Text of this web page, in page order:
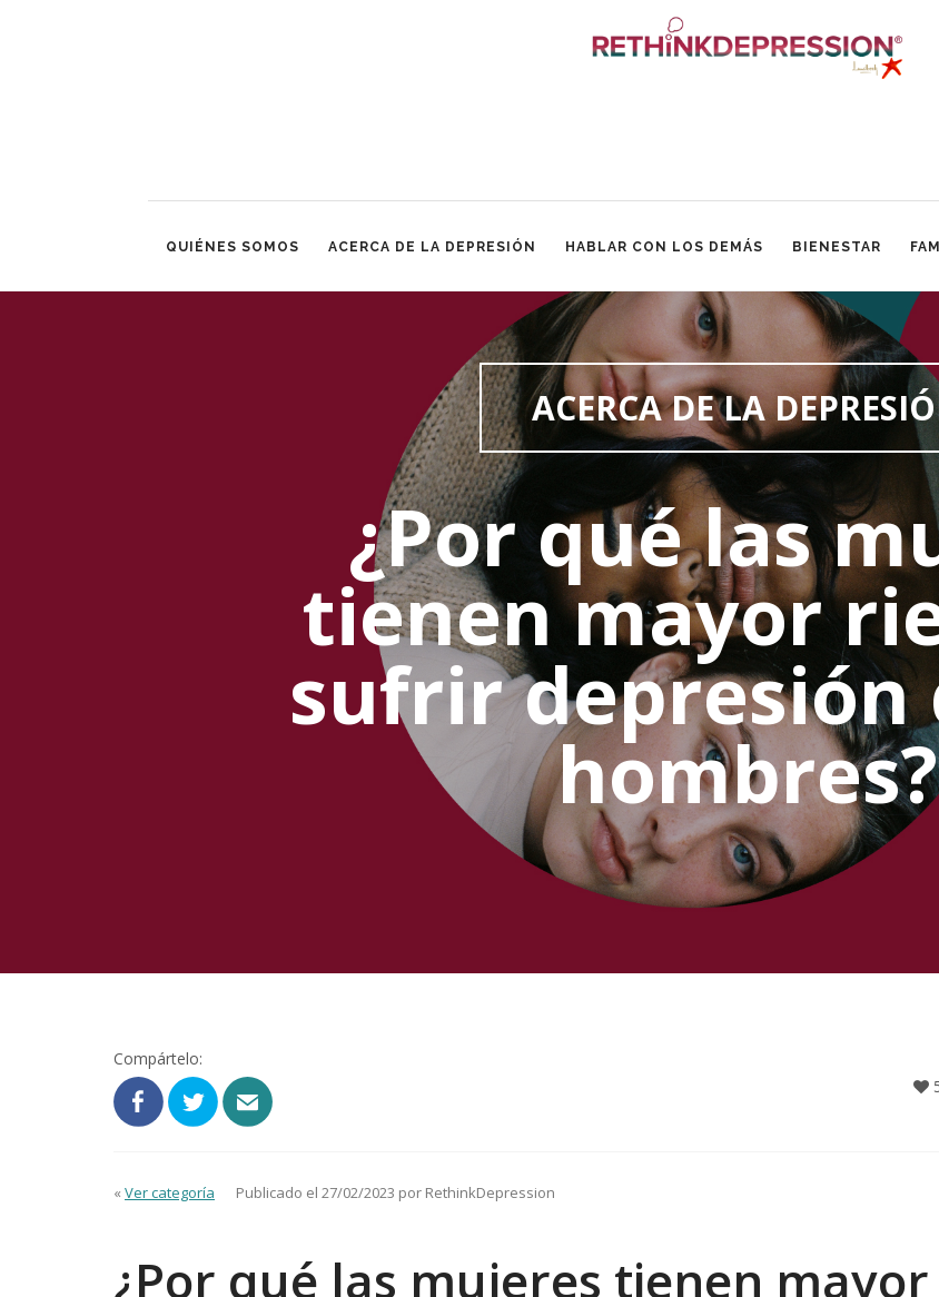
QUIÉNES SOMOS ACERCA DE LA DEPRESIÓN HABLAR CON LOS DEMÁS BIENESTAR
ACERCA DE LA
¿Por qué las
tienen mayor
sufrir depresión
hombres?
Compártelo:
« Ver categoría Publicado el 27/02/2023 por RethinkDepression
¿Por qué las mujeres tienen mayor